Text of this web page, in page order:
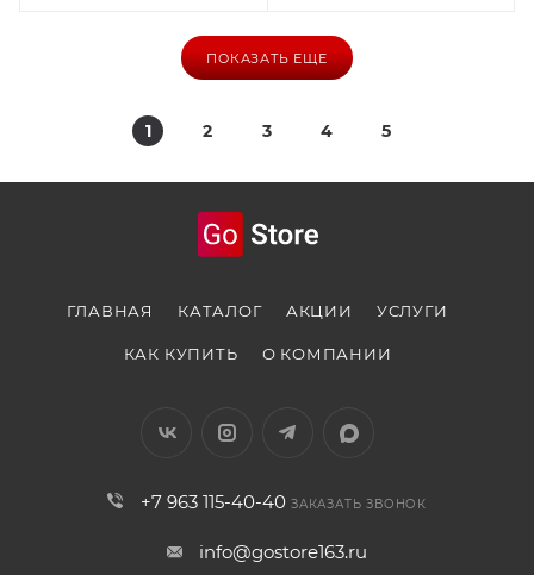
ПОКАЗАТЬ ЕЩЕ
1 2 3 4 5
ГЛАВНАЯ КАТАЛОГ АКЦИИ УСЛУГИ
КАК КУПИТЬ О КОМПАНИИ
+7 963 115-40-40 ЗАКАЗАТЬ ЗВОНОК
info@gostore163.ru